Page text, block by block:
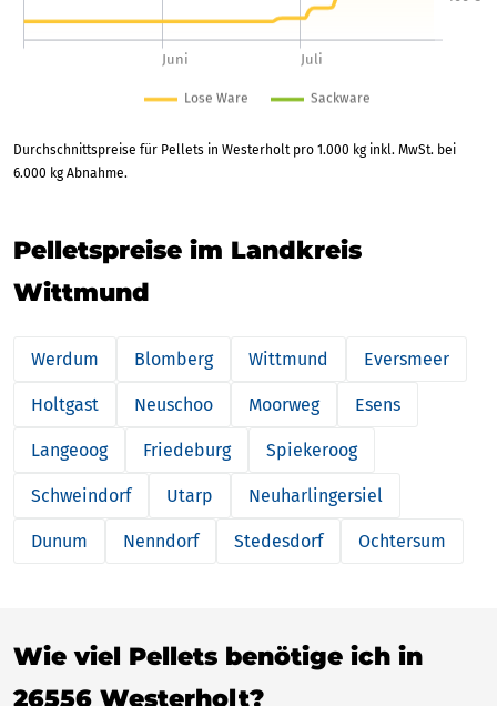
Durchschnittspreise für Pellets in Westerholt pro 1.000 kg inkl. MwSt. bei
6.000 kg Abnahme.
Pelletspreise im Landkreis
Wittmund
Werdum Blomberg Wittmund Eversmeer
Holtgast Neuschoo Moorweg Esens
Langeoog Friedeburg Spiekeroog
Schweindorf Utarp Neuharlingersiel
Dunum Nenndorf Stedesdorf Ochtersum
Wie viel Pellets benötige ich in
26556 Westerholt?